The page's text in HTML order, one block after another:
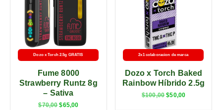
Dozo x Torch 2.5g GRATIS
Fume 8000
Strawberry Runtz 8g
– Sativa
$70,00 $65,00
2x1 colaboracion de marca
Dozo x Torch Baked
Rainbow Híbrido 2.5g
$100,00 $50,00